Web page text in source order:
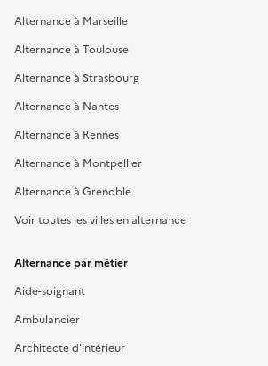
Alternance à Marseille
Alternance à Toulouse
Alternance à Strasbourg
Alternance à Nantes
Alternance à Rennes
Alternance à Montpellier
Alternance à Grenoble
Voir toutes les villes en alternance
Alternance par métier
Aide-soignant
Ambulancier
Architecte d'intérieur